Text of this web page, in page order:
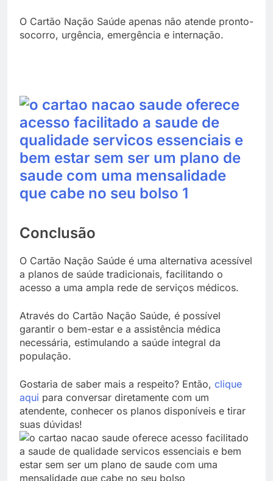
O Cartão Nação Saúde apenas não atende pronto-
socorro, urgência, emergência e internação.
Conclusão
O Cartão Nação Saúde é uma alternativa acessível
a planos de saúde tradicionais, facilitando o
acesso a uma ampla rede de serviços médicos.
Através do Cartão Nação Saúde, é possível
garantir o bem-estar e a assistência médica
necessária, estimulando a saúde integral da
população.
Gostaria de saber mais a respeito? Então, clique
aqui para conversar diretamente com um
atendente, conhecer os planos disponíveis e tirar
suas dúvidas!